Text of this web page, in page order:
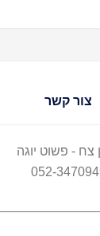
צור קשר
צח - פשוט יוגה
052-